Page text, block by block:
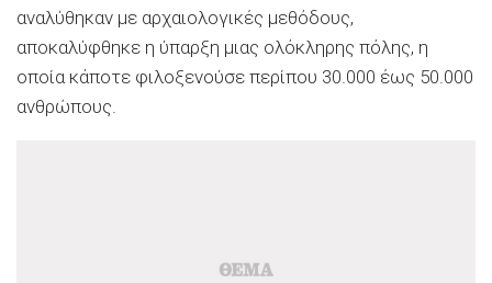
αναλύθηκαν με αρχαιολογικές μεθόδους,
αποκαλύφθηκε η ύπαρξη μιας ολόκληρης πόλης, η
οποία κάποτε φιλοξενούσε περίπου 30.000 έως 50.000
ανθρώπους.